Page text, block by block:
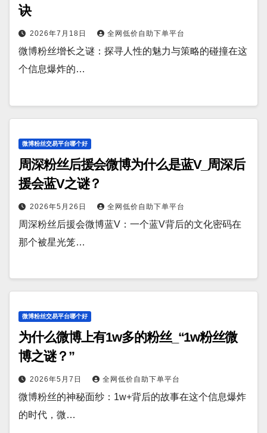
诀
2026年7月18日 全网低价自助下单平台
微博粉丝增长之谜：探寻人性的魅力与策略的碰撞在这
个信息爆炸的…
微博粉丝交易平台哪个好
周深粉丝后援会微博为什么是蓝V_周深后
援会蓝V之谜？
2026年5月26日 全网低价自助下单平台
周深粉丝后援会微博蓝V：一个蓝V背后的文化密码在
那个被星光笼…
微博粉丝交易平台哪个好
为什么微博上有1w多的粉丝_“1w粉丝微
博之谜？”
2026年5月7日 全网低价自助下单平台
微博粉丝的神秘面纱：1w+背后的故事在这个信息爆炸
的时代，微…